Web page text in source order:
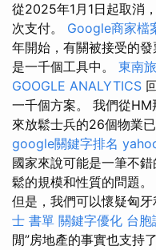
從2025年1月1日起取消
次支付。 Google商家檔
年開始，有關被接受的
是一千個工具中。 東南
GOOGLE ANALYTICS
一千個方案。 我們從
來放鬆士兵的26個物業
google關鍵字排名
國家來說可能是一筆不
鬆的規模和性質的問題。
但是，我們可以懷疑匈
士 書單 關鍵字優化 台胞
閒”房地產的事實也支持